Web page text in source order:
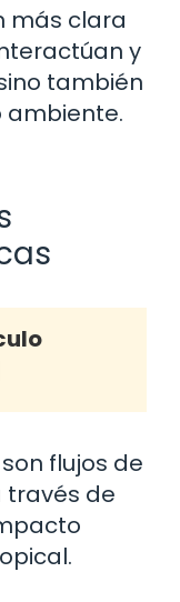
más clara
y
también
ambiente.
flujos de
través de